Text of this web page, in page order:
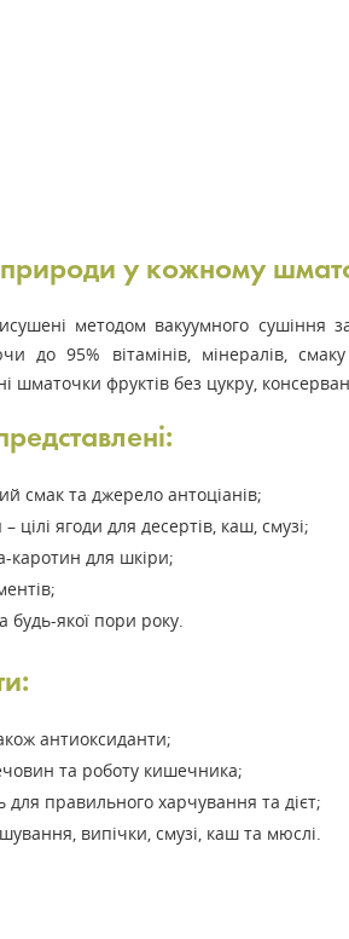
природи у кожному
методом вакуумного сушіння
до 95% вітамінів, мінералів,
шматочки фруктів без цукру,
смак та джерело антоціанів;
ягоди для десертів, каш, смузі;
каротин для шкіри;
будь-якої пори року.
антиоксиданти;
та роботу кишечника;
для правильного харчування та дієт;
випічки, смузі, каш та мюслі.